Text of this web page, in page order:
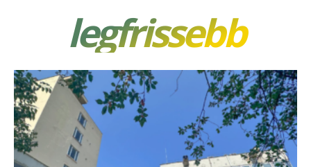
legfrissebb